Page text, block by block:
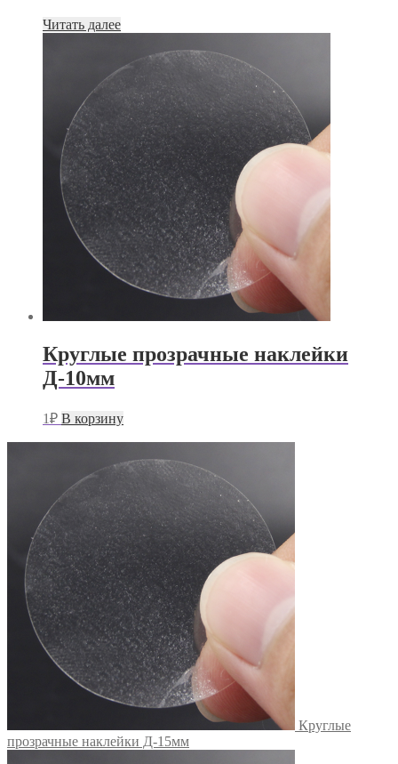
Читать далее
Круглые прозрачные наклейки
Д-10мм
1₽ В корзину
Круглые
прозрачные наклейки Д-15мм